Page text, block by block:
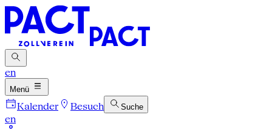
en
Menü
Kalender Besuch Suche
en